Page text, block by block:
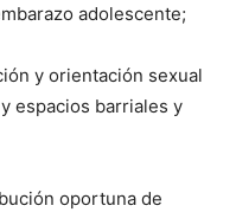
adolescente;
y orientación sexual
espacios barriales y
oportuna de